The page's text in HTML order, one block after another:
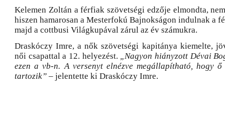
Kelemen Zoltán a férfiak szövetségi edzője elmondta,
hiszen hamarosan a Mesterfokú Bajnokságon indulnak a
majd a cottbusi Világkupával zárul az év számukra.
Draskóczy Imre, a nők szövetségi kapitánya kiemelte,
női csapattal a 12. helyezést. „Nagyon hiányzott Dévai
ezen a vb-n. A versenyt elnézve megállapítható, hogy
tartozik” – jelentette ki Draskóczy Imre.